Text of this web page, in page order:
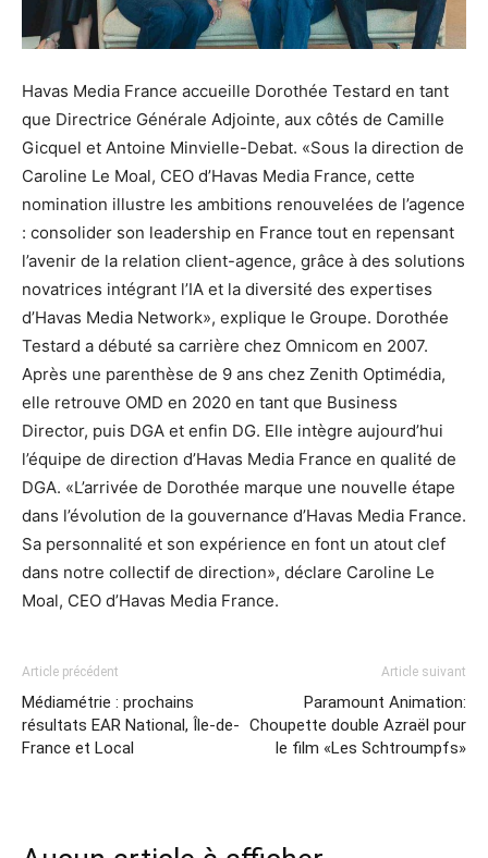
Havas Media France accueille Dorothée Testard en tant
que Directrice Générale Adjointe, aux côtés de Camille
Gicquel et Antoine Minvielle-Debat. «Sous la direction de
Caroline Le Moal, CEO d’Havas Media France, cette
nomination illustre les ambitions renouvelées de l’agence
: consolider son leadership en France tout en repensant
l’avenir de la relation client-agence, grâce à des solutions
novatrices intégrant l’IA et la diversité des expertises
d’Havas Media Network», explique le Groupe. Dorothée
Testard a débuté sa carrière chez Omnicom en 2007.
Après une parenthèse de 9 ans chez Zenith Optimédia,
elle retrouve OMD en 2020 en tant que Business
Director, puis DGA et enfin DG. Elle intègre aujourd’hui
l’équipe de direction d’Havas Media France en qualité de
DGA. «L’arrivée de Dorothée marque une nouvelle étape
dans l’évolution de la gouvernance d’Havas Media France.
Sa personnalité et son expérience en font un atout clef
dans notre collectif de direction», déclare Caroline Le
Moal, CEO d’Havas Media France.
Article précédent
Médiamétrie : prochains
résultats EAR National, Île-de-
France et Local
Article suivant
Paramount Animation:
Choupette double Azraël pour
le film «Les Schtroumpfs»